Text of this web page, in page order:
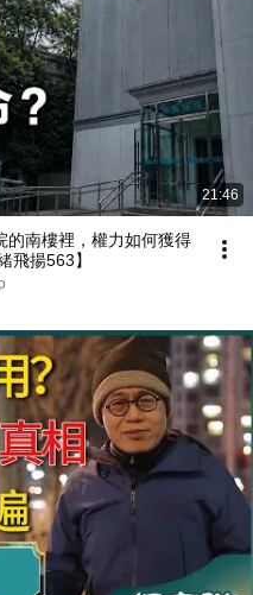
21:46
的南樓裡，權力如何獲得
飛揚563】